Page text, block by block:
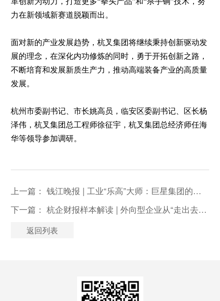
力在新领域新赛道脱颖而出。
面对新的产业发展趋势，杭叉集团将继续秉持创新驱动发
展的理念，在深化内功修炼的同时，勇于开拓创新之路，
不断培育和发展新质生产力，推动高端装备产业的高质量
发展。
杭州市委副书记、市长姚高员，临安区委副书记、区长杨
泽伟，杭叉集团总工程师徐征宇，杭叉集团总经济师任海
华等领导参加调研。
上一篇：钱江晚报 | 工业“乐高”大师：巨星集团的新质生产力拼图
下一篇：杭企财报样本解读 | 外向型企业从“走出去”到“行得远”
返回列表